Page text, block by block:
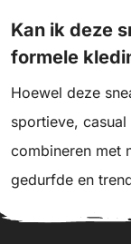
Kan ik deze
formele
Hoewel deze
sportieve,
combineren met
gedurfde en